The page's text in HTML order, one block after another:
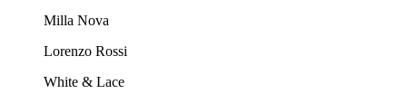
Milla Nova
Lorenzo Rossi
White & Lace